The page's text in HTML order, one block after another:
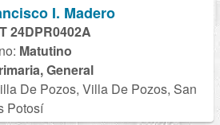
I. Madero
24DPR0402A
Matutino
General
De Pozos, Villa De Pozos, San
Potosí